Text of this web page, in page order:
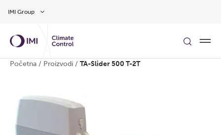
IMI Group
Početna / Proizvodi / TA-Slider 500 T-2T